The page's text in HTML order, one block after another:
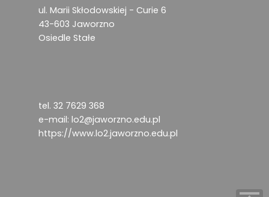
ul. Marii Skłodowskiej - Curie 6
43-603 Jaworzno
Osiedle Stałe
tel. 32 7629 368
e-mail: lo2@jaworzno.edu.pl
https://www.lo2.jaworzno.edu.pl